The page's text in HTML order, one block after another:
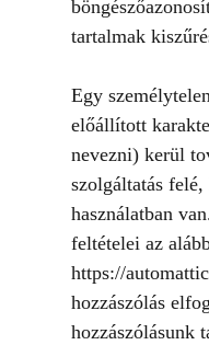
tartalmak
Egy
előállított
nevezni) kerül
szolgáltatás
használatban
feltételei az
https://
hozzászólás
hozzászólásunk